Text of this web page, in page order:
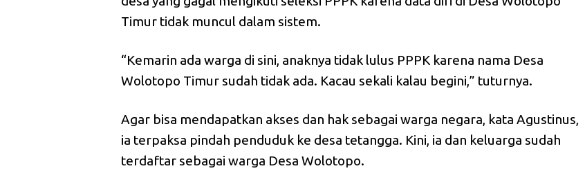
Timur tidak muncul dalam sistem.
“Kemarin ada warga di sini, anaknya tidak lulus PPPK karena nama Desa
Wolotopo Timur sudah tidak ada. Kacau sekali kalau begini,” tuturnya.
Agar bisa mendapatkan akses dan hak sebagai warga negara, kata Agustinus,
ia terpaksa pindah penduduk ke desa tetangga. Kini, ia dan keluarga sudah
terdaftar sebagai warga Desa Wolotopo.